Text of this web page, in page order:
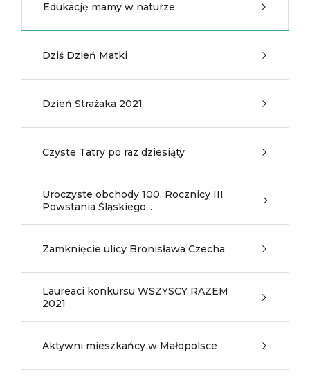
Edukację mamy w naturze
Dziś Dzień Matki
Dzień Strażaka 2021
Czyste Tatry po raz dziesiąty
Uroczyste obchody 100. Rocznicy III
Powstania Śląskiego...
Zamknięcie ulicy Bronisława Czecha
Laureaci konkursu WSZYSCY RAZEM
2021
Aktywni mieszkańcy w Małopolsce